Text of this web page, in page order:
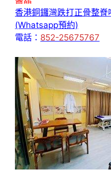
香港銅鑼灣跌打正骨整
(Whatsapp預約)
電話： 852-25675767